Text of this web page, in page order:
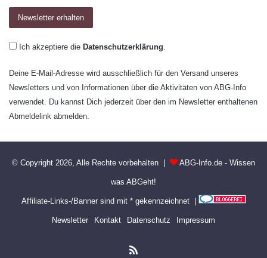
Ich akzeptiere die Datenschutzerklärung.
Deine E-Mail-Adresse wird ausschließlich für den Versand unseres
Newsletters und von Informationen über die Aktivitäten von ABG-Info
verwendet. Du kannst Dich jederzeit über den im Newsletter enthaltenen
Abmeldelink abmelden.
© Copyright 2026, Alle Rechte vorbehalten | ABG-Info.de - Wissen
was ABGeht!
Affiliate-Links-/Banner sind mit * gekennzeichnet |
Newsletter Kontakt Datenschutz Impressum